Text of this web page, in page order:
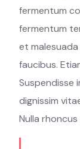
fermentum
fermentum
et
faucibus.
dignissim
Nulla